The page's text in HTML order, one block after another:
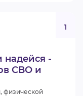
-
СВО и
1
физической